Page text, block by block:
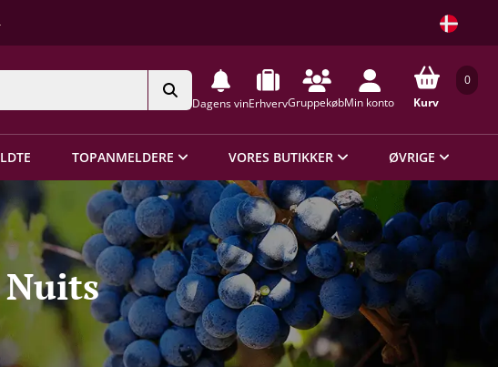
Dagens vinErhvervGruppekøbMin konto
0
Kurv
TOPANMELDERE VORES BUTIKKER ØVRIGE
Nuits